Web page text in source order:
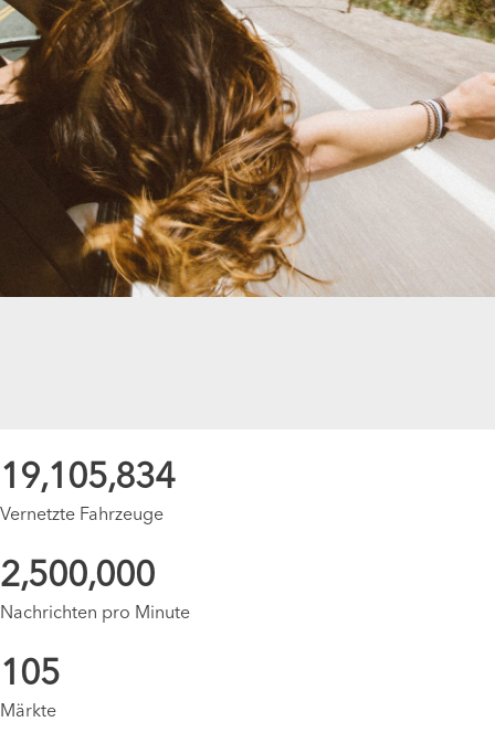
19,105,834
Vernetzte Fahrzeuge
2,500,000
Nachrichten pro Minute
105
Märkte